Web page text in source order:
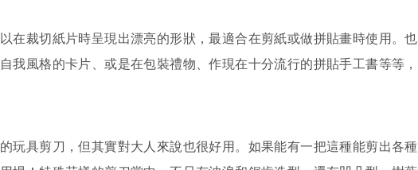
在裁切紙片時呈現出漂亮的形狀，最適合在剪紙或做拼貼畫時使用。也
我風格的卡片、或是在包裝禮物、作現在十分流行的拼貼手工書等等，
玩具剪刀，但其實對大人來說也很好用。如果能有一把這種能剪出各種